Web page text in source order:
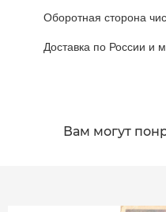
Оборотная сторона
Доставка по России и
Вам могут